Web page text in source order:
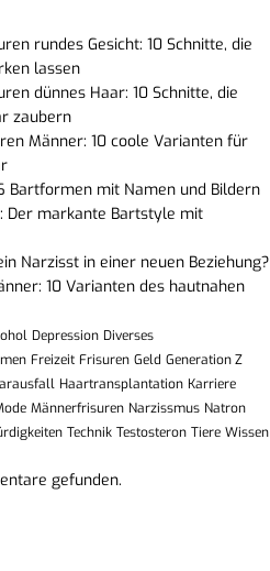
rundes Gesicht: 10 Schnitte, die
lassen
dünnes Haar: 10 Schnitte, die
zaubern
Männer: 10 coole Varianten für
Bartformen mit Namen und Bildern
Der markante Bartstyle mit
Narzisst in einer neuen Beziehung?
10 Varianten des hautnahen
Depression Diverses
Freizeit Frisuren Geld Generation Z
Haartransplantation Karriere
Männerfrisuren Narzissmus Natron
Technik Testosteron Tiere Wissen
gefunden.